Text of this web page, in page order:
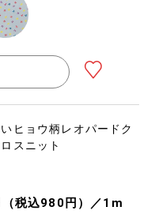
ヒョウ柄レオパードク
スニット
税込980円）／1m